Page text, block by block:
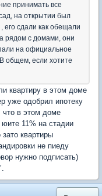
принимать все
на открытии был
его сдали как обещали
рядом с домами, они
на официальное
общем, если хотите
квартиру в этом доме
уже одобрил ипотеку
что в этом доме
11% на стадии
квартиры
не пиеду
нужно подписать)